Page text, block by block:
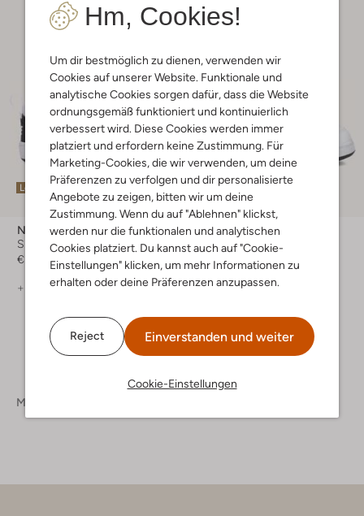
Hm, Cookies!
Um dir bestmöglich zu dienen, verwenden wir
Cookies auf unserer Website. Funktionale und
analytische Cookies sorgen dafür, dass die Website
ordnungsgemäß funktioniert und kontinuierlich
verbessert wird. Diese Cookies werden immer
platziert und erfordern keine Zustimmung. Für
Marketing-Cookies, die wir verwenden, um deine
Präferenzen zu verfolgen und dir personalisierte
Angebote zu zeigen, bitten wir um deine
Zustimmung. Wenn du auf "Ablehnen" klickst,
werden nur die funktionalen und analytischen
Cookies platziert. Du kannst auch auf "Cookie-
Einstellungen" klicken, um mehr Informationen zu
erhalten oder deine Präferenzen anzupassen.
Reject Einverstanden und weiter
Cookie-Einstellungen
Letzter Artikel
Nike
Sneaker Low
€ 44,99
+ mehr farben
Letzter Artikel
-30%
Nike
Sneaker Low
€ 44,99
€ 30,99
+ mehr farben
Marken